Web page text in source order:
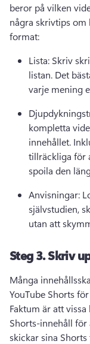
beror på vilken
några skrivtips
format:
Lista: Skriv
listan. Det
varje mening
kompletta
innehållet.
tillräckliga för
spoila den
Anvisningar:
självstudien,
utan att
Steg 3.Skriv
Många
Faktum är att
Shorts-innehåll
skickar sina